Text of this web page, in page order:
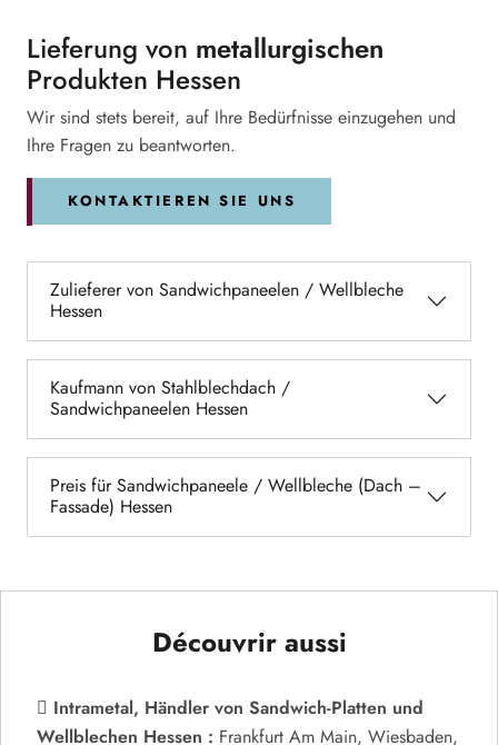
Lieferung von metallurgischen
Produkten Hessen
Wir sind stets bereit, auf Ihre Bedürfnisse einzugehen und
Ihre Fragen zu beantworten.
KONTAKTIEREN SIE UNS
Zulieferer von Sandwichpaneelen / Wellbleche
Hessen
Kaufmann von Stahlblechdach /
Sandwichpaneelen Hessen
Preis für Sandwichpaneele / Wellbleche (Dach –
Fassade) Hessen
Découvrir aussi
Intrametal, Händler von Sandwich-Platten und
Wellblechen Hessen : Frankfurt Am Main, Wiesbaden,